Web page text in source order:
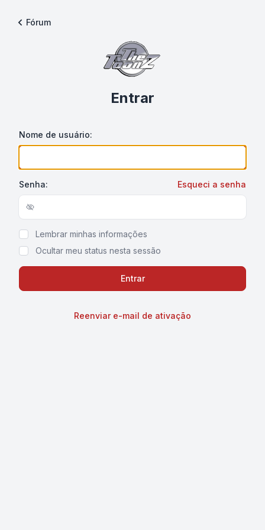
Fórum
Entrar
Nome de usuário:
Senha: Esqueci a senha
Show/hide password
Lembrar minhas informações
Ocultar meu status nesta sessão
Reenviar e-mail de ativação